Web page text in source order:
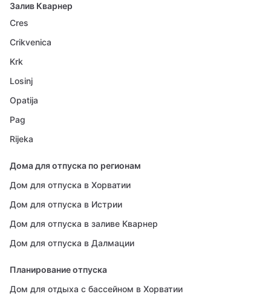
Залив Кварнер
Cres
Crikvenica
Krk
Losinj
Opatija
Pag
Rijeka
Дома для отпуска по регионам
Дом для отпуска в Хорватии
Дом для отпуска в Истрии
Дом для отпуска в заливе Кварнер
Дом для отпуска в Далмации
Планирование отпуска
Дом для отдыха с бассейном в Хорватии